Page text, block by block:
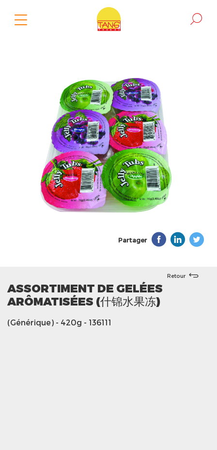
Partager
Retour
ASSORTIMENT DE GELÉES
ARÔMATISÉES (什锦水果冻)
(Générique) - 420g - 136111